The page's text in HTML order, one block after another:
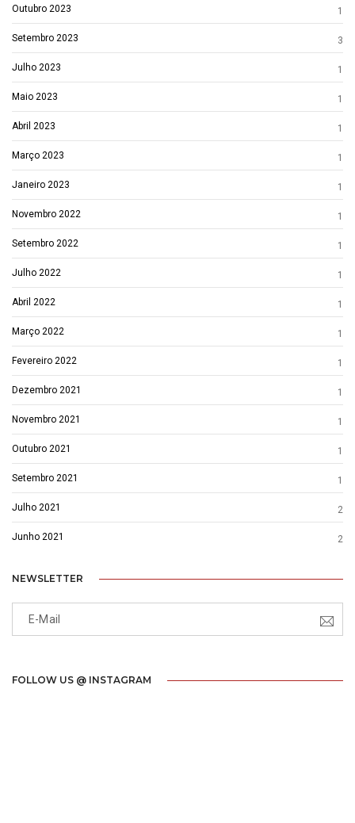
Outubro 2023 1
Setembro 2023 3
Julho 2023 1
Maio 2023 1
Abril 2023 1
Março 2023 1
Janeiro 2023 1
Novembro 2022 1
Setembro 2022 1
Julho 2022 1
Abril 2022 1
Março 2022 1
Fevereiro 2022 1
Dezembro 2021 1
Novembro 2021 1
Outubro 2021 1
Setembro 2021 1
Julho 2021 2
Junho 2021 2
NEWSLETTER
FOLLOW US @ INSTAGRAM